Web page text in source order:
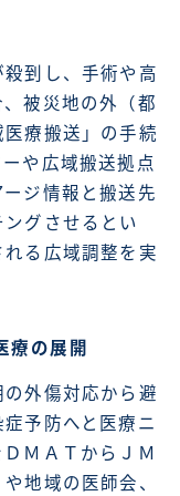
到し、手術や高
被災地の外（都
療搬送」の手続
や広域搬送拠点
ージ情報と搬送先
グさせるとい
る広域調整を実
療の展開
外傷対応から避
予防へと医療ニ
ＭＡＴからＪＭ
地域の医師会、